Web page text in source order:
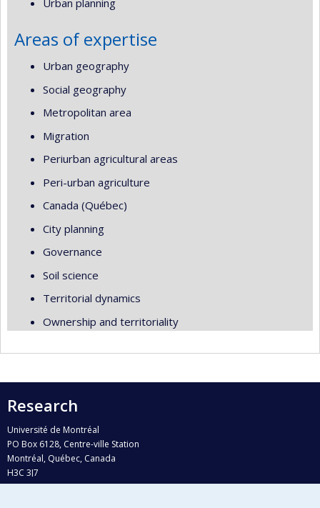
Areas of expertise
Urban geography
Social geography
Metropolitan area
Migration
Periurban agricultural areas
Peri-urban agriculture
Canada (Québec)
City planning
Governance
Soil science
Territorial dynamics
Ownership and territoriality
Research
Université de Montréal
PO Box 6128, Centre-ville Station
Montréal, Québec, Canada
H3C 3J7